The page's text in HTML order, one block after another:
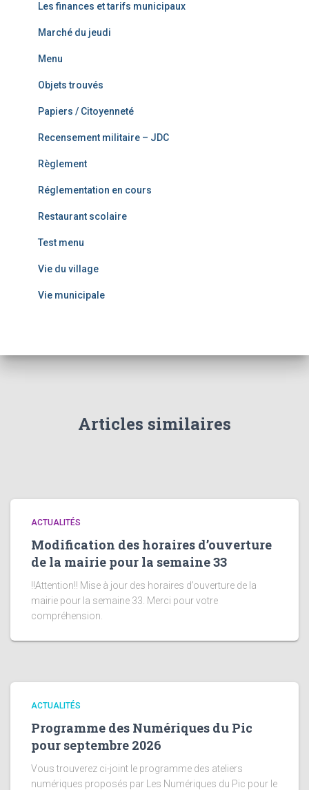
Les finances et tarifs municipaux
Marché du jeudi
Menu
Objets trouvés
Papiers / Citoyenneté
Recensement militaire – JDC
Règlement
Réglementation en cours
Restaurant scolaire
Test menu
Vie du village
Vie municipale
Articles similaires
ACTUALITÉS
Modification des horaires d’ouverture
de la mairie pour la semaine 33
!!Attention!! Mise à jour des horaires d’ouverture de la
mairie pour la semaine 33. Merci pour votre
compréhension.
ACTUALITÉS
Programme des Numériques du Pic
pour septembre 2026
Vous trouverez ci-joint le programme des ateliers
numériques proposés par Les Numériques du Pic pour le